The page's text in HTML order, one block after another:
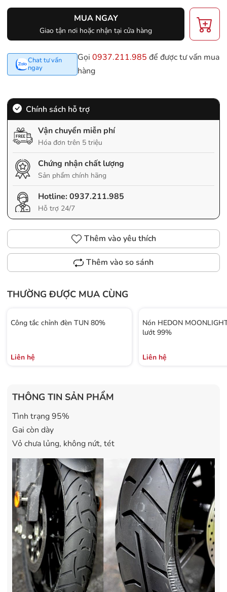
MUA NGAY
Giao tận nơi hoặc nhận tại cửa hàng
Chat tư vấn
ngay
Gọi 0937.211.985 để được tư vấn mua
hàng
Chính sách hỗ trợ
Vận chuyển miễn phí
Hóa đơn trên 5 triệu
Chứng nhận chất lượng
Sản phẩm chính hãng
Hotline:0937.211.985
Hỗ trợ 24/7
Thêm vào yêu thích
Thêm vào so sánh
THƯỜNG ĐƯỢC MUA CÙNG
Công tắc chỉnh đèn TUN 80%
Liên hệ
Nón HEDON
lướt 99%
Liên hệ
THÔNG TIN SẢN PHẨM
Tình trạng 95%
Gai còn dày
Vỏ chưa lủng, không nứt, tét